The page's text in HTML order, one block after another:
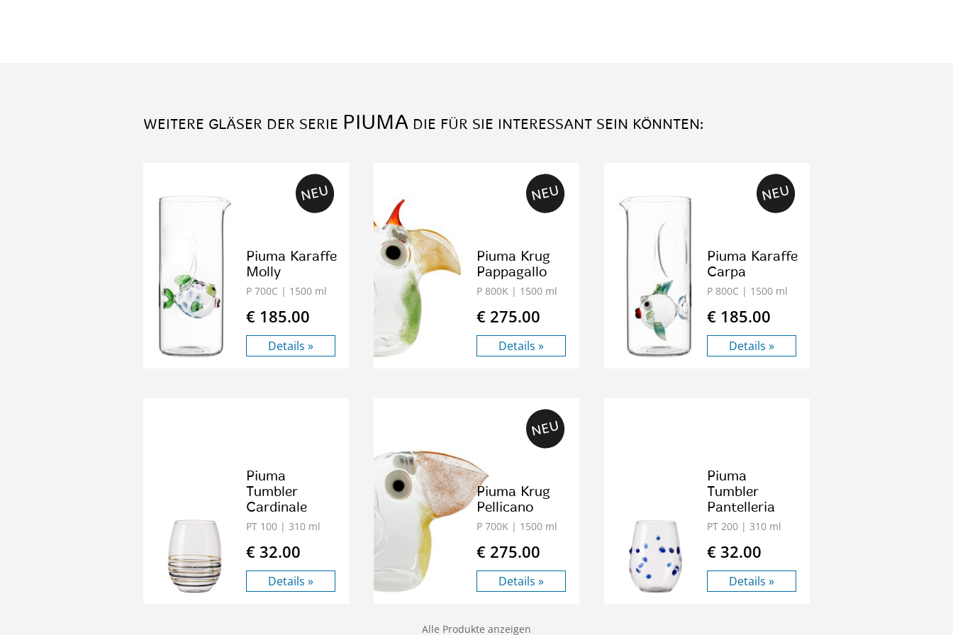
WEITERE GLÄSER DER SERIE PIUMA DIE FÜR SIE INTERESSANT SEIN KÖNNTEN:
Piuma Karaffe
Molly
P 700C | 1500 ml
€ 185.00
Details »
Piuma Krug
Pappagallo
P 800K | 1500 ml
€ 275.00
Details »
Piuma Karaffe
Carpa
P 800C | 1500 ml
€ 185.00
Details »
Piuma
Tumbler
Cardinale
PT 100 | 310 ml
€ 32.00
Details »
Piuma Krug
Pellicano
P 700K | 1500 ml
€ 275.00
Details »
Piuma
Tumbler
Pantelleria
PT 200 | 310 ml
€ 32.00
Details »
Alle Produkte anzeigen